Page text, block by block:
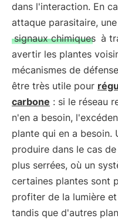
dans l'interaction. En
attaque parasitaire,
signaux chimiques à
avertir les plantes
mécanismes de
être très utile pour
carbone : si le réseau
n'en a besoin,
plante qui en a besoin.
produire dans le cas
plus serrées, où un
certaines plantes sont
profiter de la lumière
tandis que d'autres